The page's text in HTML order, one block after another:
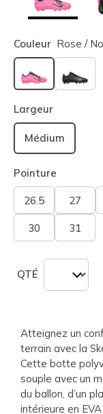
Couleur Rose /
sélectionné
Largeur
Médium
Pointure
26.5 27
30 31
QTÉ
Atteignez un
terrain avec la
Cette botte
souple avec un
du ballon, d’un
intérieure en